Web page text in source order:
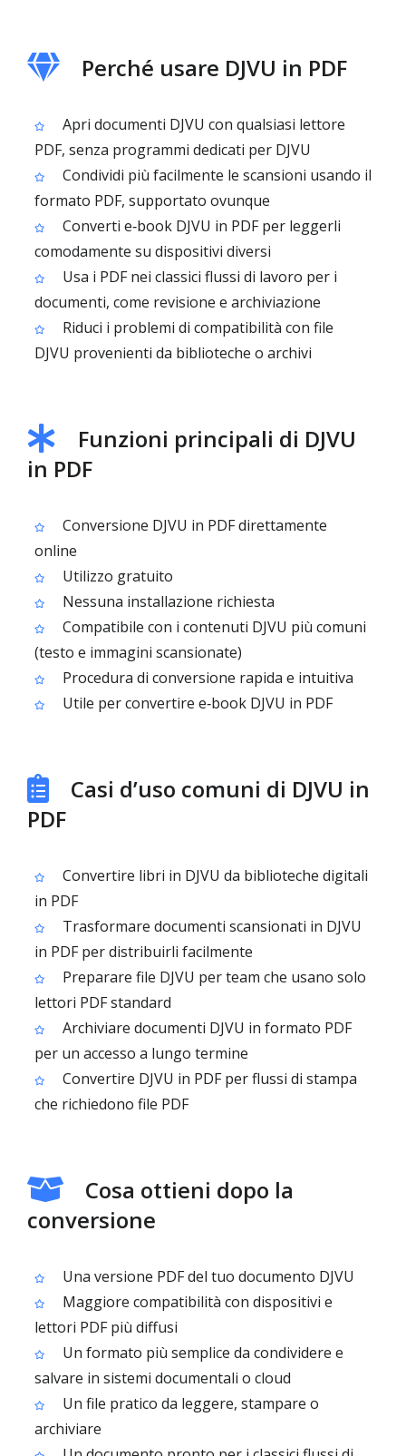
Perché usare DJVU in PDF
Apri documenti DJVU con qualsiasi lettore
PDF, senza programmi dedicati per DJVU
Condividi più facilmente le scansioni usando il
formato PDF, supportato ovunque
Converti e‑book DJVU in PDF per leggerli
comodamente su dispositivi diversi
Usa i PDF nei classici flussi di lavoro per i
documenti, come revisione e archiviazione
Riduci i problemi di compatibilità con file
DJVU provenienti da biblioteche o archivi
Funzioni principali di DJVU
in PDF
Conversione DJVU in PDF direttamente
online
Utilizzo gratuito
Nessuna installazione richiesta
Compatibile con i contenuti DJVU più comuni
(testo e immagini scansionate)
Procedura di conversione rapida e intuitiva
Utile per convertire e‑book DJVU in PDF
Casi d’uso comuni di DJVU in
PDF
Convertire libri in DJVU da biblioteche digitali
in PDF
Trasformare documenti scansionati in DJVU
in PDF per distribuirli facilmente
Preparare file DJVU per team che usano solo
lettori PDF standard
Archiviare documenti DJVU in formato PDF
per un accesso a lungo termine
Convertire DJVU in PDF per flussi di stampa
che richiedono file PDF
Cosa ottieni dopo la
conversione
Una versione PDF del tuo documento DJVU
Maggiore compatibilità con dispositivi e
lettori PDF più diffusi
Un formato più semplice da condividere e
salvare in sistemi documentali o cloud
Un file pratico da leggere, stampare o
archiviare